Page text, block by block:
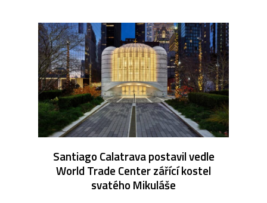
Santiago Calatrava postavil vedle
World Trade Center zářící kostel
svatého Mikuláše